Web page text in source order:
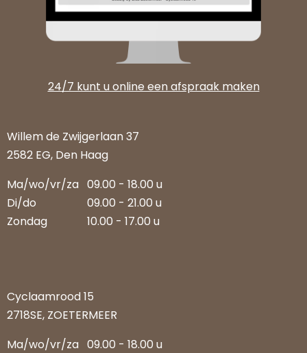
24/7 kunt u online een afspraak maken
Willem de Zwijgerlaan 37
2582 EG, Den Haag
Ma/wo/vr/za 09.00 - 18.00 u
Di/do
09.00 - 21.00 u
Zondag
10.00 - 17.00 u
Cyclaamrood 15
2718SE, ZOETERMEER
Ma/wo/vr/za 09.00 - 18.00 u